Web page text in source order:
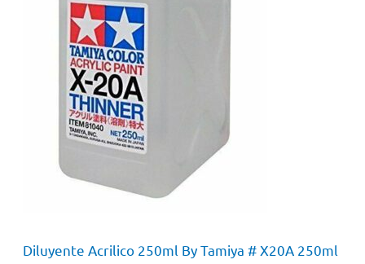
Diluyente Acrilico 250ml By Tamiya # X20A 250ml